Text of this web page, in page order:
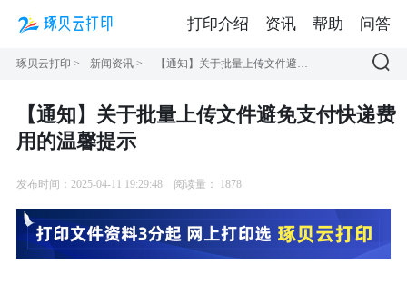
琢贝云打印 > 新闻资讯 >
【通知】关于批量上传文件避免支付快递费
用的温馨提示
发布时间：2025-04-11 19:29:48 阅读量： 1878
打印介绍 资讯 帮助 问答